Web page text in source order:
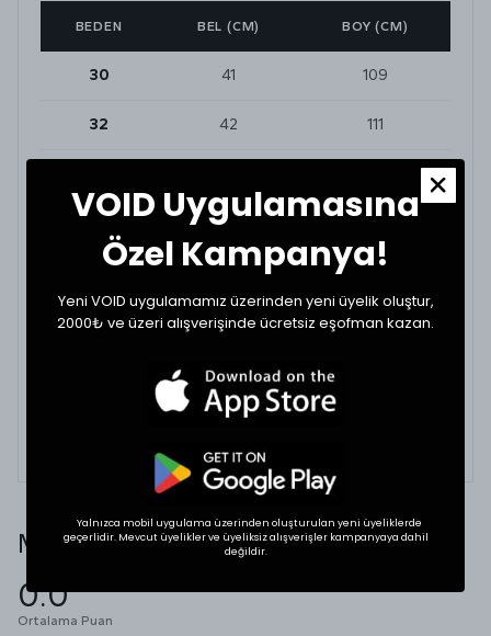
BEDEN BEL (CM) BOY (CM)
30 41 109
32 42 111
46
BEDEN VE UYUMLULUK
Tekstil ürünlerinde beden seçimi modellere göre
dolabınızdaki beğendiğiniz bir ürünün ölçülerini alıp
karşılaştırabilirsiniz.
* Ölçülerde +1/-1 cm farklılık olabilir.
Müşteri Yorumları
0.0
Ortalama Puan
VOID Uygulamasına
Özel Kampanya!
Yeni VOID uygulamamız üzerinden yeni üyelik oluştur,
2000₺ ve üzeri alışverişinde ücretsiz eşofman kazan.
Yalnızca mobil uygulama üzerinden oluşturulan yeni üyeliklerde
geçerlidir. Mevcut üyelikler ve üyeliksiz alışverişler kampanyaya dahil
değildir.